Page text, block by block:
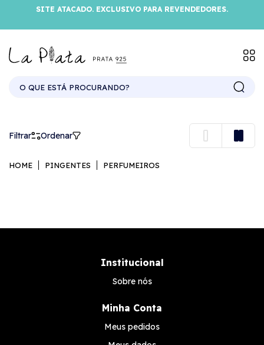
SITE ATACADO. EXCLUSIVO PARA REVENDEDORES.
Filtrar Ordenar
HOME PINGENTES PERFUMEIROS
Institucional
Sobre nós
Minha Conta
Meus pedidos